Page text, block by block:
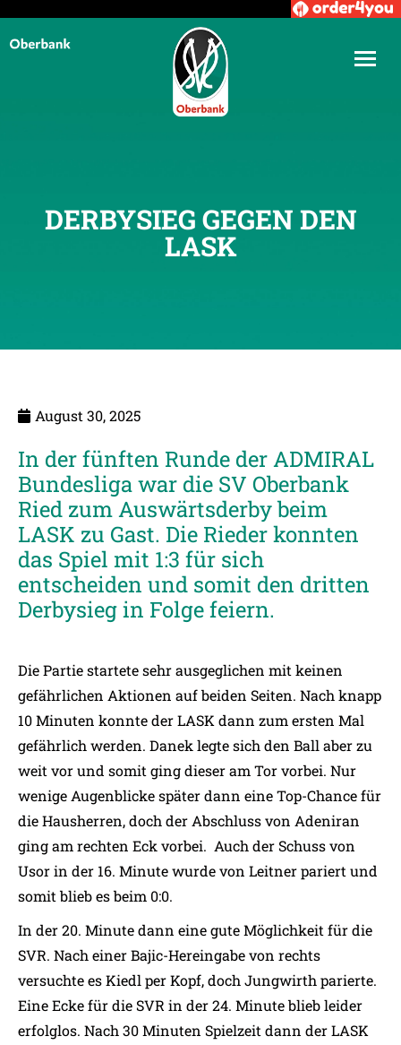
DERBYSIEG GEGEN DEN
LASK
August 30, 2025
In der fünften Runde der ADMIRAL
Bundesliga war die SV Oberbank
Ried zum Auswärtsderby beim
LASK zu Gast. Die Rieder konnten
das Spiel mit 1:3 für sich
entscheiden und somit den dritten
Derbysieg in Folge feiern.
Die Partie startete sehr ausgeglichen mit keinen
gefährlichen Aktionen auf beiden Seiten. Nach knapp
10 Minuten konnte der LASK dann zum ersten Mal
gefährlich werden. Danek legte sich den Ball aber zu
weit vor und somit ging dieser am Tor vorbei. Nur
wenige Augenblicke später dann eine Top-Chance für
die Hausherren, doch der Abschluss von Adeniran
ging am rechten Eck vorbei. Auch der Schuss von
Usor in der 16. Minute wurde von Leitner pariert und
somit blieb es beim 0:0.
In der 20. Minute dann eine gute Möglichkeit für die
SVR. Nach einer Bajic-Hereingabe von rechts
versuchte es Kiedl per Kopf, doch Jungwirth parierte.
Eine Ecke für die SVR in der 24. Minute blieb leider
erfolglos. Nach 30 Minuten Spielzeit dann der LASK